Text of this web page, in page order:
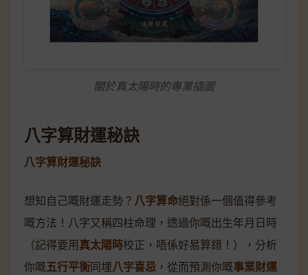
關於真太陽時的專業插圖
八字算財運秘訣
八字算財運秘訣
想知自己嘅財運走勢？ 八字算命絕對係一個值得參考
嘅方法！八字又稱四柱命理，透過你嘅出生年月日時
（記得要用真太陽時校正，唔係好易算錯！），分析
你嘅五行平衡同埋八字喜忌 ，從而預測你嘅事業財運